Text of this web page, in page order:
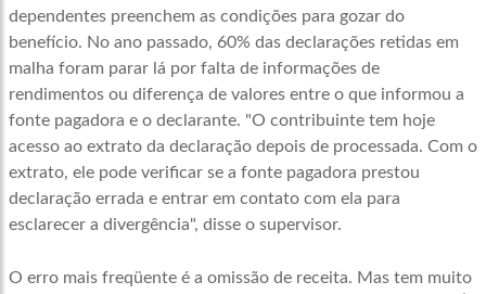
dependentes preenchem as condições para gozar do
benefício. No ano passado, 60% das declarações retidas em
malha foram parar lá por falta de informações de
rendimentos ou diferença de valores entre o que informou a
fonte pagadora e o declarante. "O contribuinte tem hoje
acesso ao extrato da declaração depois de processada. Com o
extrato, ele pode verificar se a fonte pagadora prestou
declaração errada e entrar em contato com ela para
esclarecer a divergência", disse o supervisor.
O erro mais freqüente é a omissão de receita. Mas tem muito